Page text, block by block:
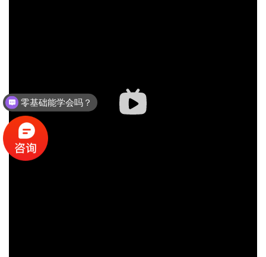
零基础能学会吗？